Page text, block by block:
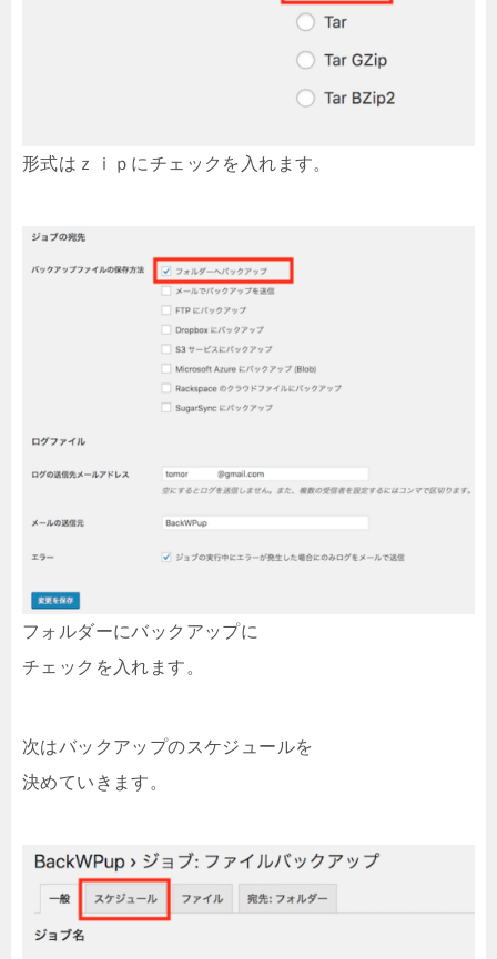
形式はｚｉｐにチェックを入れます。
フォルダーにバックアップに
チェックを入れます。
次はバックアップのスケジュールを
決めていきます。